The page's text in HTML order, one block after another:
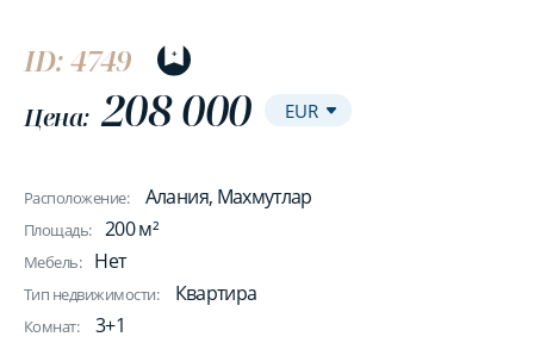
ID: 4749
Цена: 208 000
Расположение: Алания, Махмутлар
Площадь: 200 м²
Мебель: Нет
Тип недвижимости: Квартира
Комнат: 3+1